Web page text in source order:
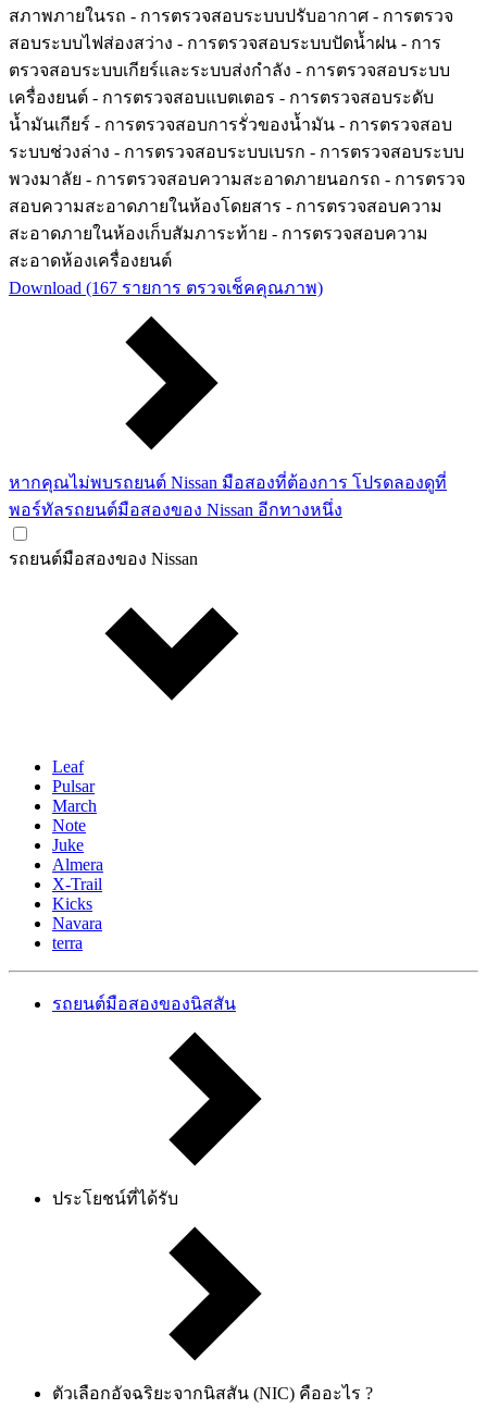
สภาพภายในรถ - การตรวจสอบระบบปรับอากาศ - การตรวจ
สอบระบบไฟส่องสว่าง - การตรวจสอบระบบปัดน้ำฝน - การ
ตรวจสอบระบบเกียร์และระบบส่งกำลัง - การตรวจสอบระบบ
เครื่องยนต์ - การตรวจสอบแบตเตอร - การตรวจสอบระดับ
น้ำมันเกียร์ - การตรวจสอบการรั่วของน้ำมัน - การตรวจสอบ
ระบบช่วงล่าง - การตรวจสอบระบบเบรก - การตรวจสอบระบบ
พวงมาลัย - การตรวจสอบความสะอาดภายนอกรถ - การตรวจ
สอบความสะอาดภายในห้องโดยสาร - การตรวจสอบความ
สะอาดภายในห้องเก็บสัมภาระท้าย - การตรวจสอบความ
สะอาดห้องเครื่องยนต์
Download (167 รายการ ตรวจเช็คคุณภาพ)
หากคุณไม่พบรถยนต์ Nissan มือสองที่ต้องการ โปรดลองดูที่
พอร์ทัลรถยนต์มือสองของ Nissan อีกทางหนึ่ง
รถยนต์มือสองของ Nissan
Leaf
Pulsar
March
Note
Juke
Almera
X-Trail
Kicks
Navara
terra
รถยนต์มือสองของนิสสัน
ประโยชน์ที่ได้รับ
ตัวเลือกอัจฉริยะจากนิสสัน (NIC) คืออะไร ?